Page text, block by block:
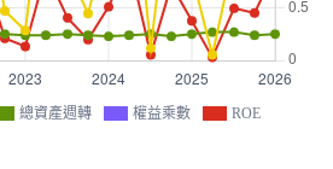
總資產週轉 權益乘數 ROE